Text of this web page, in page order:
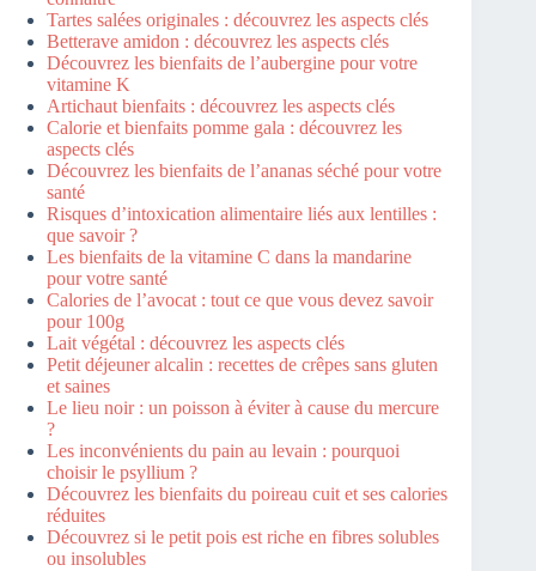
Tartes salées originales : découvrez les aspects clés
Betterave amidon : découvrez les aspects clés
Découvrez les bienfaits de l’aubergine pour votre
vitamine K
Artichaut bienfaits : découvrez les aspects clés
Calorie et bienfaits pomme gala : découvrez les
aspects clés
Découvrez les bienfaits de l’ananas séché pour votre
santé
Risques d’intoxication alimentaire liés aux lentilles :
que savoir ?
Les bienfaits de la vitamine C dans la mandarine
pour votre santé
Calories de l’avocat : tout ce que vous devez savoir
pour 100g
Lait végétal : découvrez les aspects clés
Petit déjeuner alcalin : recettes de crêpes sans gluten
et saines
Le lieu noir : un poisson à éviter à cause du mercure
?
Les inconvénients du pain au levain : pourquoi
choisir le psyllium ?
Découvrez les bienfaits du poireau cuit et ses calories
réduites
Découvrez si le petit pois est riche en fibres solubles
ou insolubles